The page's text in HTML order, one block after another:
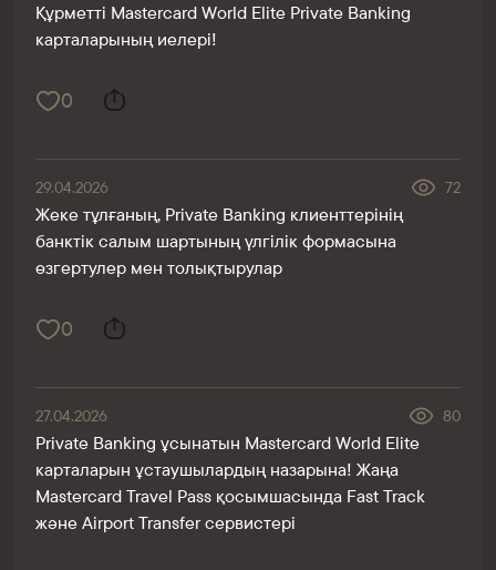
Құрметті Mastercard World Elite Private Banking
карталарының иелері!
0
29.04.2026 72
Жеке тұлғаның, Private Banking клиенттерінің
банктік салым шартының үлгілік формасына
өзгертулер мен толықтырулар
0
27.04.2026 80
Private Banking ұсынатын Mastercard World Elite
карталарын ұстаушылардың назарына! Жаңа
Mastercard Travel Pass қосымшасында Fast Track
және Airport Transfer сервистері